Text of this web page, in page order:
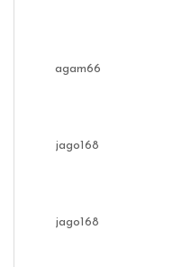
agam66
jago168
jago168